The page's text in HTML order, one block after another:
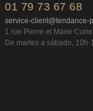
01 79 73 67 68
service-client@tendance-
1 rue Pierre et Marie
De martes a sábado,